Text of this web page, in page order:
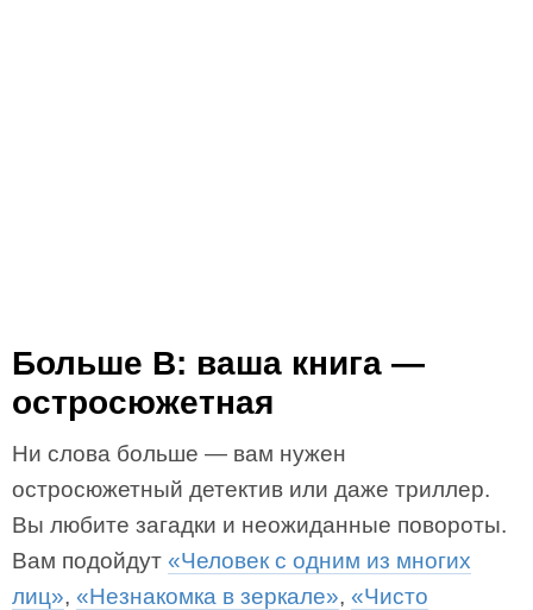
Больше B: ваша книга —
остросюжетная
Ни слова больше — вам нужен
остросюжетный детектив или даже триллер.
Вы любите загадки и неожиданные повороты.
Вам подойдут «Человек с одним из многих
лиц», «Незнакомка в зеркале», «Чисто